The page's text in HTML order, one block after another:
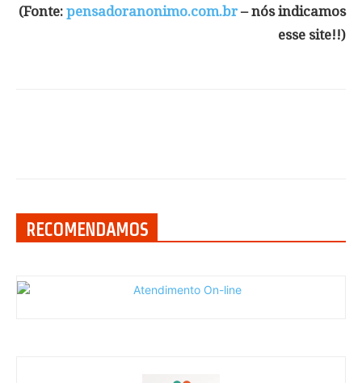
(Fonte: pensadoranonimo.com.br – nós indicamos
esse site!!)
RECOMENDAMOS